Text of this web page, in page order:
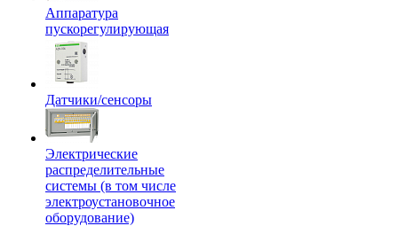
Аппаратура
пускорегулирующая
Датчики/сенсоры
Электрические
распределительные
системы (в том числе
электроустановочное
оборудование)